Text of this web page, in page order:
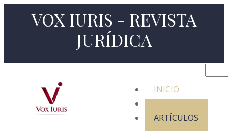
VOX IURIS - REVISTA
JURÍDICA
INICIO
ARTÍCULOS